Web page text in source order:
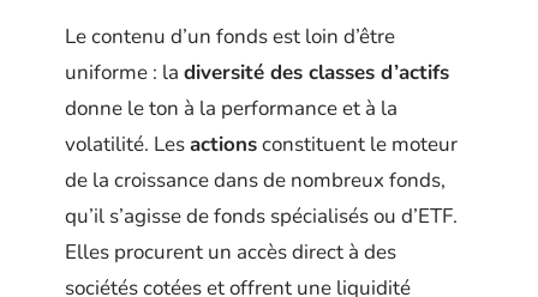
Le contenu d’un fonds est loin d’être
uniforme : la diversité des classes d’actifs
donne le ton à la performance et à la
volatilité. Lesactionsconstituent le moteur
de la croissance dans de nombreux fonds,
qu’il s’agisse de fonds spécialisés ou d’ETF.
Elles procurent un accès direct à des
sociétés cotées et offrent une liquidité